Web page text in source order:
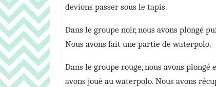
devions passer sous le tapis.
Dans le groupe noir, nous avons plongé
Nous avons fait une partie de waterpolo.
Dans le groupe rouge, nous avons
avons joué au waterpolo. Nous avons